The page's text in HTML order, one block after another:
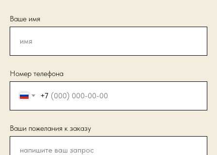
Ваше имя
Номер телефона
+7
Ваши пожелания к заказу